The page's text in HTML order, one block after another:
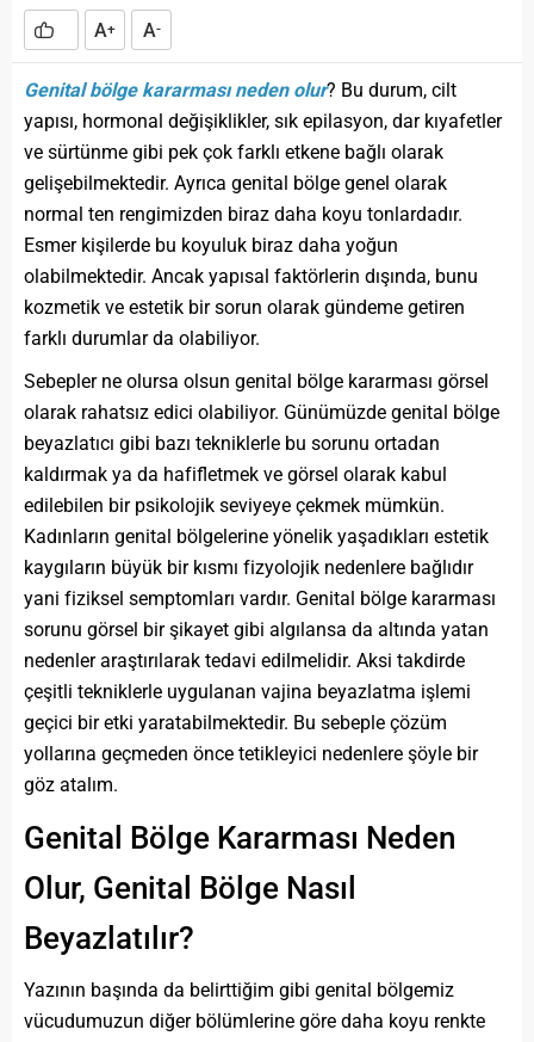
A+ A-
Genital bölge kararması neden olur? Bu durum, cilt
yapısı, hormonal değişiklikler, sık epilasyon, dar kıyafetler
ve sürtünme gibi pek çok farklı etkene bağlı olarak
gelişebilmektedir. Ayrıca genital bölge genel olarak
normal ten rengimizden biraz daha koyu tonlardadır.
Esmer kişilerde bu koyuluk biraz daha yoğun
olabilmektedir. Ancak yapısal faktörlerin dışında, bunu
kozmetik ve estetik bir sorun olarak gündeme getiren
farklı durumlar da olabiliyor.
Sebepler ne olursa olsun genital bölge kararması görsel
olarak rahatsız edici olabiliyor. Günümüzde genital bölge
beyazlatıcı gibi bazı tekniklerle bu sorunu ortadan
kaldırmak ya da hafifletmek ve görsel olarak kabul
edilebilen bir psikolojik seviyeye çekmek mümkün.
Kadınların genital bölgelerine yönelik yaşadıkları estetik
kaygıların büyük bir kısmı fizyolojik nedenlere bağlıdır
yani fiziksel semptomları vardır. Genital bölge kararması
sorunu görsel bir şikayet gibi algılansa da altında yatan
nedenler araştırılarak tedavi edilmelidir. Aksi takdirde
çeşitli tekniklerle uygulanan vajina beyazlatma işlemi
geçici bir etki yaratabilmektedir. Bu sebeple çözüm
yollarına geçmeden önce tetikleyici nedenlere şöyle bir
göz atalım.
Genital Bölge Kararması Neden
Olur, Genital Bölge Nasıl
Beyazlatılır?
Yazının başında da belirttiğim gibi genital bölgemiz
vücudumuzun diğer bölümlerine göre daha koyu renkte